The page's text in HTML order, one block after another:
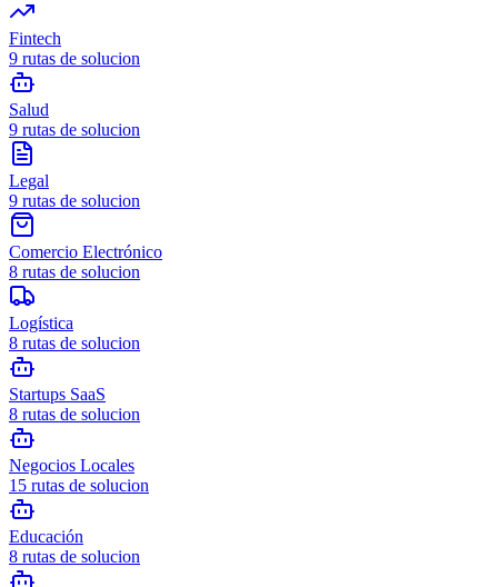
Fintech
9 rutas de solucion
Salud
9 rutas de solucion
Legal
9 rutas de solucion
Comercio Electrónico
8 rutas de solucion
Logística
8 rutas de solucion
Startups SaaS
8 rutas de solucion
Negocios Locales
15 rutas de solucion
Educación
8 rutas de solucion